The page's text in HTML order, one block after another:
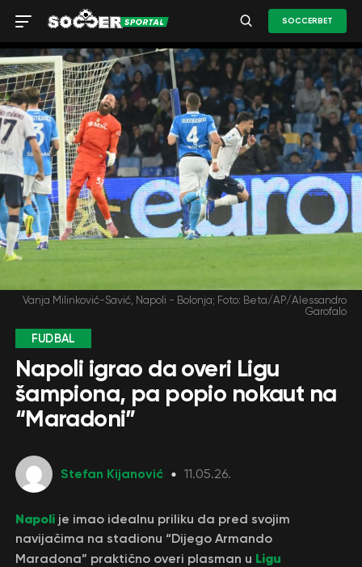
SOCCERBET
Vanja Milinković-Savić, Napoli - Bolonja; Foto: Beta/AP/Alessandro
Garofalo
FUDBAL
Napoli igrao da overi Ligu
šampiona, pa popio nokaut na
“Maradoni”
Stefan Kijanović 11.05.26.
Napoli je imao idealnu priliku da pred svojim
navijačima na stadionu “Dijego Armando
Maradona” praktično overi plasman u Ligu